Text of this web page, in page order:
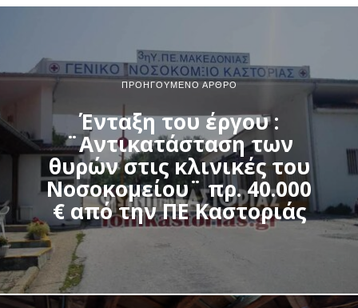
ΠΡΟΗΓΟΎΜΕΝΟ ΆΡΘΡΟ
Ένταξη του έργου :
¨Αντικατάσταση των
θυρών στις κλινικές του
Νοσοκομείου¨ πρ. 40.000
€ από την ΠΕ Καστοριάς